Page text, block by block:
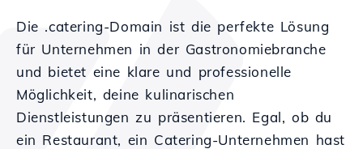
Die .catering-Domain ist die perfekte Lösung
für Unternehmen in der Gastronomiebranche
und bietet eine klare und professionelle
Möglichkeit, deine kulinarischen
Dienstleistungen zu präsentieren. Egal, ob du
ein Restaurant, ein Catering-Unternehmen hast